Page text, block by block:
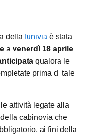
della funivia è stata
a venerdì 18 aprile
qualora le
prima di tale
attività legate alla
della cabinovia che
ai fini della